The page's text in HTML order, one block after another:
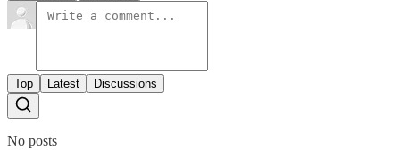
Top Latest Discussions
No posts